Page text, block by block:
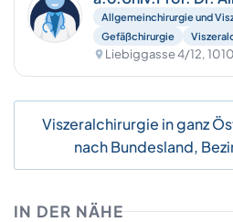
Allgemeinchirurgie und
Gefäßchirurgie
Liebiggasse 4/12,
Viszeralchirurgie in ganz
nach Bundesland,
IN DER NÄHE